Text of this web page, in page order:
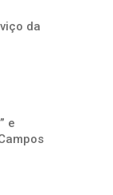
da
e